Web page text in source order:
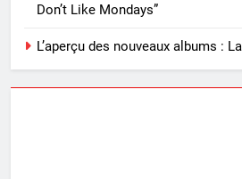
Don’t Like Mondays”
L’aperçu des nouveaux albums :